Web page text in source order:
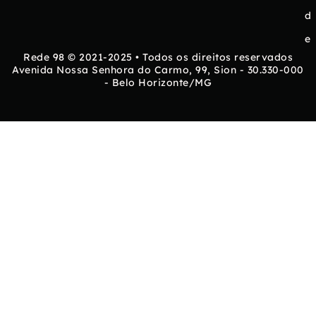
d
e
Rede 98 © 2021-2025 • Todos os direitos reservados
Avenida Nossa Senhora do Carmo, 99, Sion - 30.330-000
- Belo Horizonte/MG